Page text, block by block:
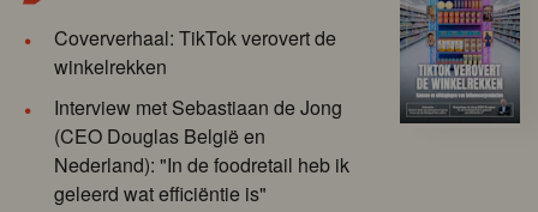
Coververhaal: TikTok verovert de
winkelrekken
Interview met Sebastiaan de Jong
(CEO Douglas België en
Nederland): "In de foodretail heb ik
geleerd wat efficiëntie is"